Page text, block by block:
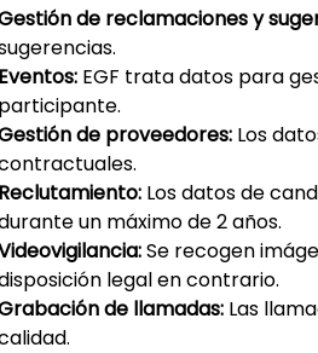
de reclamaciones y
Eventos: EGF trata datos para
participante.
de proveedores: Los
Reclutamiento: Los datos de
un máximo de 2 años.
Se recogen
legal en contrario.
de llamadas: Las